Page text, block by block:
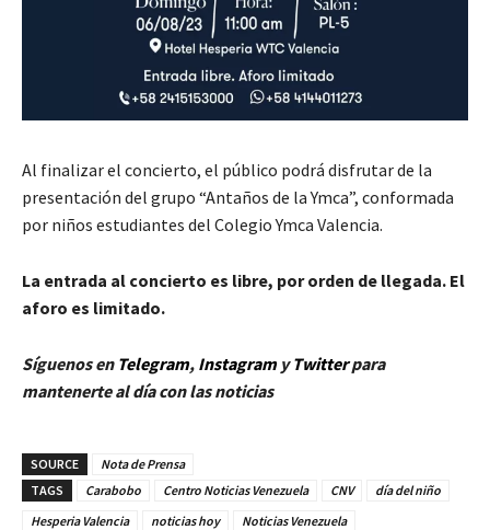
Al finalizar el concierto, el público podrá disfrutar de la
presentación del grupo “Antaños de la Ymca”, conformada
por niños estudiantes del Colegio Ymca Valencia.
La entrada al concierto es libre, por orden de llegada. El
aforo es limitado.
Síguenos en Telegram, InstagramyTwitterpara
mantenerte al día con las noticias
SOURCE
Nota de Prensa
TAGS
Carabobo Centro Noticias Venezuela CNV
día del niño
Hesperia Valencia
noticias hoy
Noticias Venezuela